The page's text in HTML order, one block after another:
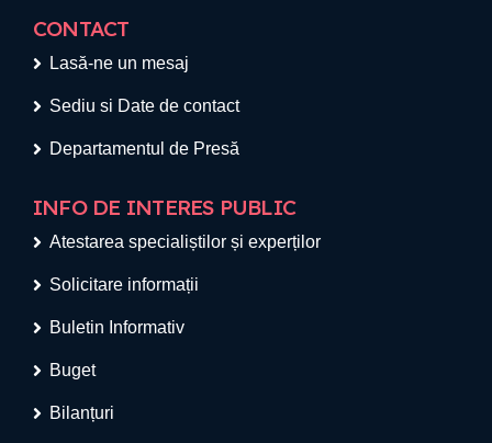
CONTACT
Lasă-ne un mesaj
Sediu si Date de contact
Departamentul de Presă
INFO DE INTERES PUBLIC
Atestarea specialiștilor și experților
Solicitare informații
Buletin Informativ
Buget
Bilanțuri